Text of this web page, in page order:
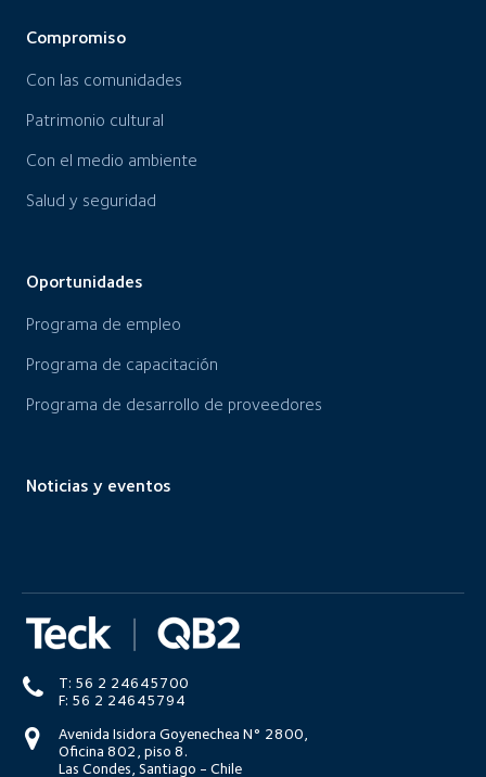
Compromiso
Con las comunidades
Patrimonio cultural
Con el medio ambiente
Salud y seguridad
Oportunidades
Programa de empleo
Programa de capacitación
Programa de desarrollo de proveedores
Noticias y eventos
T: 56 2 24645700
F: 56 2 24645794
Avenida Isidora Goyenechea N° 2800,
Oficina 802, piso 8.
Las Condes, Santiago - Chile